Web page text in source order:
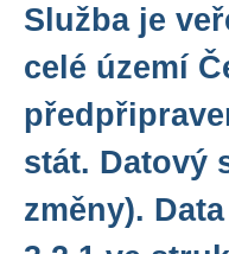
Služba je
celé území
stát. Datový
změny).